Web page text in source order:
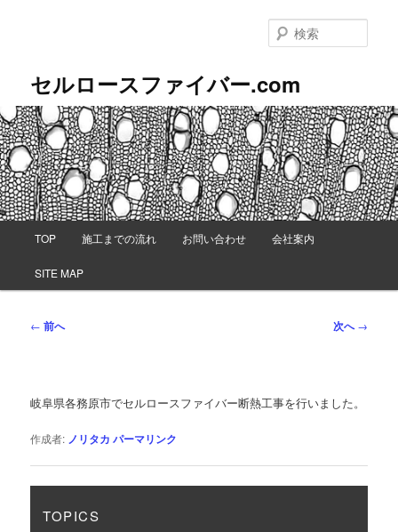
ン
ツ
へ
移
動
セルロースファイバー.com
索
TOP 施工までの流れ お問い合わせ 会社案内
SITE MAP
投
ゲ
シ
← 前へ 次へ→
岐阜県各務原市でセルロースファイバー断熱工事を行いました。
作成者: ノリタカ パーマリンク
TOPICS